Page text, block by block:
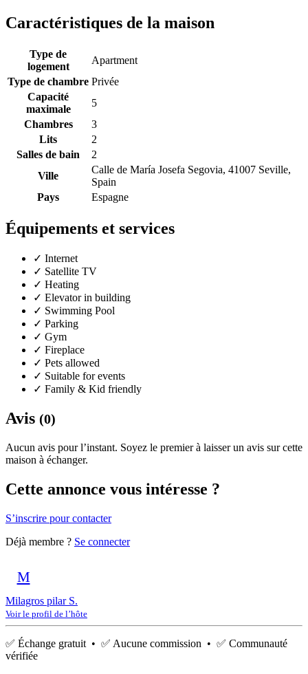
Caractéristiques de la maison
Type de
logement
Apartment
Type de chambre Privée
Capacité
maximale
5
Chambres
3
Lits
2
Salles de bain
2
Ville
Calle de María Josefa Segovia, 41007 Seville,
Spain
Pays
Espagne
Équipements et services
✓ Internet
✓ Satellite TV
✓ Heating
✓ Elevator in building
✓ Swimming Pool
✓ Parking
✓ Gym
✓ Fireplace
✓ Pets allowed
✓ Suitable for events
✓ Family & Kid friendly
Avis (0)
Aucun avis pour l’instant. Soyez le premier à laisser un avis sur cette
maison à échanger.
Cette annonce vous intéresse ?
S’inscrire pour contacter
Déjà membre ? Se connecter
M
Milagros pilar S.
Voir le profil de l’hôte
✅ Échange gratuit • ✅ Aucune commission • ✅ Communauté
vérifiée